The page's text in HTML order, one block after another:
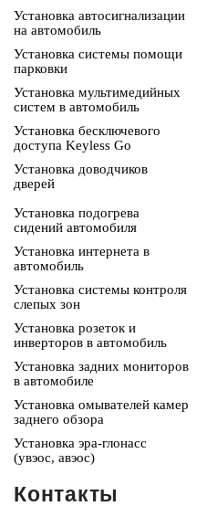
Установка автосигнализации
на автомобиль
Установка системы помощи
парковки
Установка мультимедийных
систем в автомобиль
Установка бесключевого
доступа Keyless Go
Установка доводчиков
дверей
Установка подогрева
сидений автомобиля
Установка интернета в
автомобиль
Установка системы контроля
слепых зон
Установка розеток и
инверторов в автомобиль
Установка задних мониторов
в автомобиле
Установка омывателей камер
заднего обзора
Установка эра-глонасс
(увэос, авэос)
Контакты